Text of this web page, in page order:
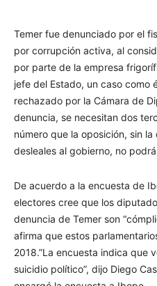
Temer fue denunciado por el
por corrupción activa, al
por parte de la empresa
jefe del Estado, un caso como
rechazado por la Cámara de
denuncia, se necesitan dos
número que la oposición, sin
desleales al gobierno, no
De acuerdo a la encuesta de
electores cree que los
denuncia de Temer son
afirma que estos
2018.”La encuesta indica que
suicidio político”, dijo Diego